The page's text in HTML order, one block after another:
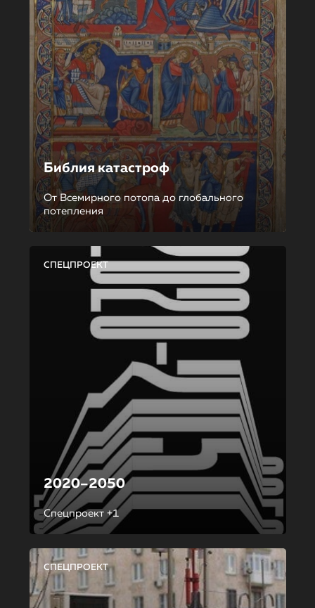
Библия катастроф
От Всемирного потопа до глобального
потепления
СПЕЦПРОЕКТ
2020–2050
Спецпроект +1
СПЕЦПРОЕКТ